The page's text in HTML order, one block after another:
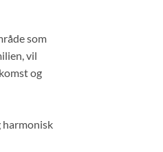
som
vil
og
harmonisk